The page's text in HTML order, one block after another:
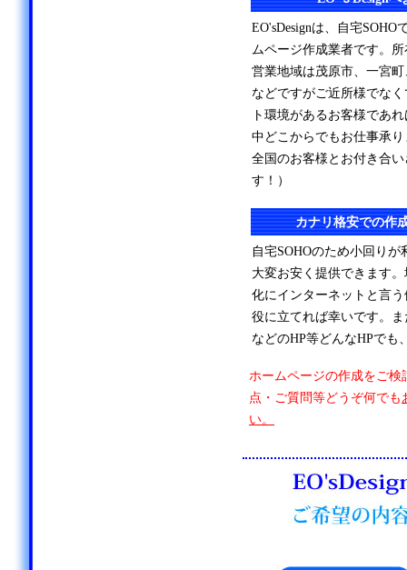
EO'sDesignは、自宅SOHO
ムページ作成業者です。
営業地域は茂原市、一宮
などですがご近所様でな
ト環境があるお客様であ
中どこからでもお仕事承
全国のお客様とお付き合
す！）
カナリ格安での作
自宅SOHOのため小回り
大変お安く提供できます
化にインターネットと言
役に立てれば幸いです。
などのHP等どんなHPでも
ホームページの作成をご検
点・ご質問等どうぞ何でも
い。